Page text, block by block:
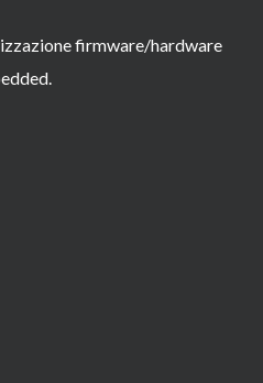
firmware/hardware